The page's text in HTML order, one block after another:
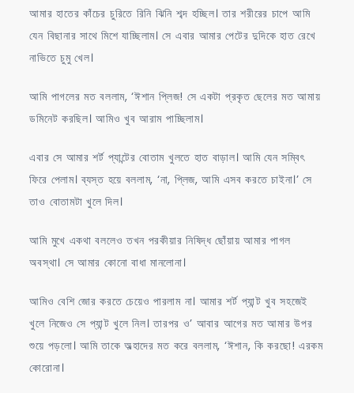
আমার হাতের কাঁচের চুরিতে রিনি ঝিনি শব্দ হচ্ছিল। তার শরীরের চাপে আমি
যেন বিছানার সাথে মিশে যাচ্ছিলাম। সে এবার আমার পেটের দুদিকে হাত রেখে
নাভিতে চুমু খেল।
আমি পাগলের মত বললাম, ‘ঈশান প্লিজ! সে একটা প্রকৃত ছেলের মত আমায়
ডমিনেট করছিল। আমিও খুব আরাম পাচ্ছিলাম।
এবার সে আমার শর্ট প্যান্টের বোতাম খুলতে হাত বাড়াল। আমি যেন সম্বিৎ
ফিরে পেলাম। ব্যস্ত হয়ে বললাম, ‘না, প্লিজ, আমি এসব করতে চাইনা।’ সে
তাও বোতামটা খুলে দিল।
আমি মুখে একথা বললেও তখন পরকীয়ার নিষিদ্ধ ছোঁয়ায় আমার পাগল
অবস্থা। সে আমার কোনো বাধা মানলোনা।
আমিও বেশি জোর করতে চেয়েও পারলাম না। আমার শর্ট প্যান্ট খুব সহজেই
খুলে নিজেও সে প্যান্ট খুলে নিল। তারপর ও’ আবার আগের মত আমার উপর
শুয়ে পড়লো। আমি তাকে অল্হাদের মত করে বললাম, ‘ঈশান, কি করছো! এরকম
কোরোনা।